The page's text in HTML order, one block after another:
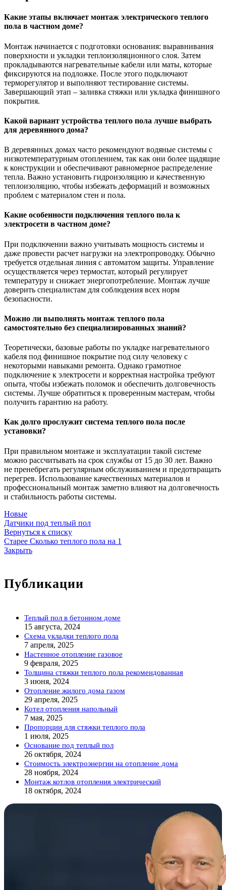
Какие этапы включает монтаж электрического теплого
пола в частном доме?
Монтаж начинается с подготовки основания: выравнивания
поверхности и укладки теплоизоляционного слоя. Затем
прокладываются нагревательные кабели или маты, которые
фиксируются на подложке. После этого подключают
терморегулятор и выполняют тестирование системы.
Завершающий этап – заливка стяжки или укладка финишного
покрытия.
Какой вариант устройства теплого пола лучше выбрать
для деревянного дома?
В деревянных домах часто рекомендуют водяные системы с
низкотемпературным отоплением, так как они более щадящие
к конструкции и обеспечивают равномерное распределение
тепла. Важно установить гидроизоляцию и качественную
теплоизоляцию, чтобы избежать деформаций и возможных
проблем с материалом стен и пола.
Какие особенности подключения теплого пола к
электросети в частном доме?
При подключении важно учитывать мощность системы и
даже провести расчет нагрузки на электропроводку. Обычно
требуется отдельная линия с автоматом защиты. Управление
осуществляется через термостат, который регулирует
температуру и снижает энергопотребление. Монтаж лучше
доверить специалистам для соблюдения всех норм
безопасности.
Можно ли выполнять монтаж теплого пола
самостоятельно без специализированных знаний?
Теоретически, базовые работы по укладке нагревательного
кабеля под финишное покрытие под силу человеку с
некоторыми навыками ремонта. Однако грамотное
подключение к электросети и корректная настройка требуют
опыта, чтобы избежать поломок и обеспечить долговечность
системы. Лучше обратиться к проверенным мастерам, чтобы
получить гарантию на работу.
Как долго прослужит система теплого пола после
установки?
При правильном монтаже и эксплуатации такой системе
можно рассчитывать на срок службы от 15 до 30 лет. Важно
не пренебрегать регулярным обслуживанием и предотвращать
перегрев. Использование качественных материалов и
профессиональный монтаж заметно влияют на долговечность
и стабильность работы системы.
Новые
Датчики под теплый пол
Вернуться к списку
Старее Сколько теплого пола на 1
Закрыть
Публикации
Теплый пол в бетонном доме
15 августа, 2024
Схема укладки теплого пола
7 апреля, 2025
Настенное отопление газовое
9 февраля, 2025
Толщина стяжки теплого пола рекомендованная
3 июня, 2024
Отопление жилого дома газом
29 апреля, 2025
Котел отопления напольный
7 мая, 2025
Пропорции для стяжки теплого пола
1 июля, 2025
Основание под теплый пол
26 октября, 2024
Стоимость электроэнергии на отопление дома
28 ноября, 2024
Монтаж котлов отопления электрический
18 октября, 2024